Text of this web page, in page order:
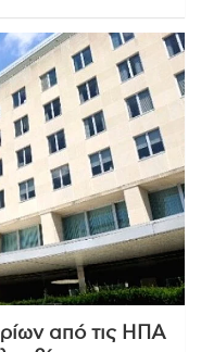
από τις ΗΠΑ